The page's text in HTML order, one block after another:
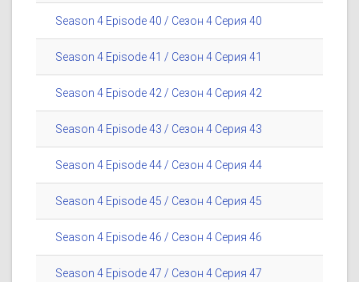
Season 4 Episode 40 / Сезон 4 Серия 40
Season 4 Episode 41 / Сезон 4 Серия 41
Season 4 Episode 42 / Сезон 4 Серия 42
Season 4 Episode 43 / Сезон 4 Серия 43
Season 4 Episode 44 / Сезон 4 Серия 44
Season 4 Episode 45 / Сезон 4 Серия 45
Season 4 Episode 46 / Сезон 4 Серия 46
Season 4 Episode 47 / Сезон 4 Серия 47